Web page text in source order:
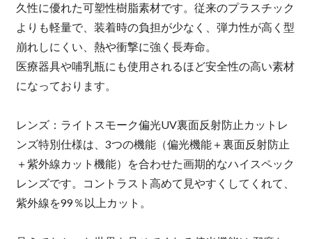
久性に優れた可塑性樹脂素材です。従来のプラスチック
よりも軽量で、装着時の負担が少なく、弾力性が高く型
崩れしにくい、熱や衝撃に強く長寿命。
医療器具や哺乳瓶にも使用されるほど安全性の高い素材
になっております。
レンズ：ライトスモーク偏光UV裏面反射防止カットレ
ンズ特別仕様は、3つの機能（偏光機能＋裏面反射防止
＋紫外線カット機能）を合わせた画期的なハイスペック
レンズです。コントラスト高めて見やすくしてくれて、
紫外線を99％以上カット。